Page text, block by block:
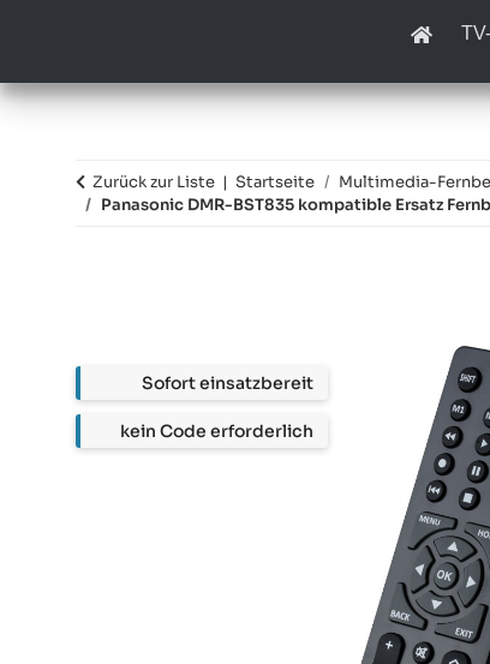
Zurück zur Liste Startseite Multimedia-
Panasonic DMR-BST835 kompatible Ersatz